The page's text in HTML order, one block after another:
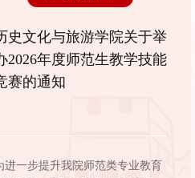
史文化与旅游学院关于举
2026年度师范生教学技能
赛的通知
进一步提升我院师范类专业教育